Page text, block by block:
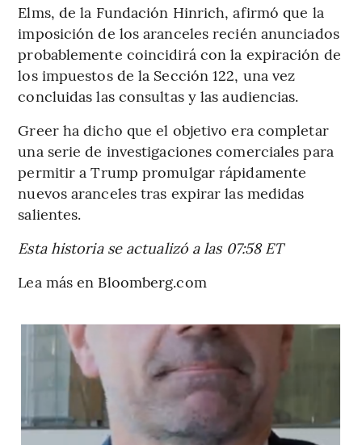
Elms, de la Fundación Hinrich, afirmó que la
imposición de los aranceles recién anunciados
probablemente coincidirá con la expiración de
los impuestos de la Sección 122, una vez
concluidas las consultas y las audiencias.
Greer ha dicho que el objetivo era completar
una serie de investigaciones comerciales para
permitir a Trump promulgar rápidamente
nuevos aranceles tras expirar las medidas
salientes.
Esta historia se actualizó a las 07:58 ET
Lea más en Bloomberg.com